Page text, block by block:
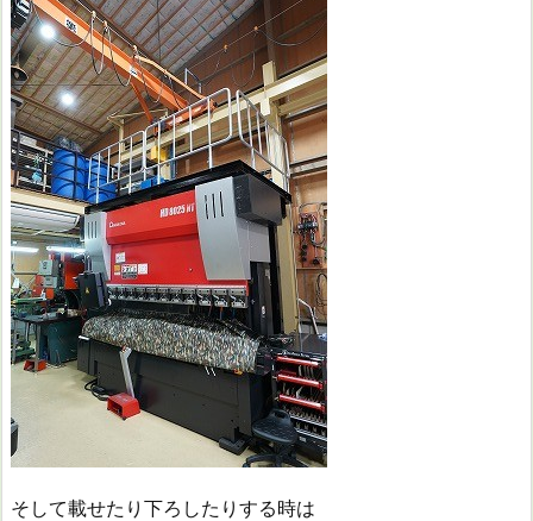
そして載せたり下ろしたりする時は